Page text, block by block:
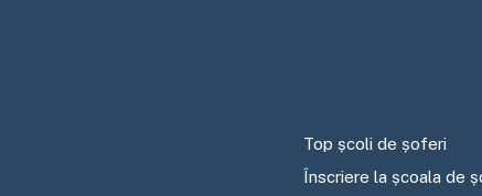
Top școli de șoferi
Înscriere la școala de